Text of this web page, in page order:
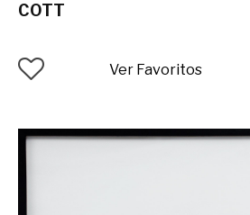
COTT
Ver Favoritos